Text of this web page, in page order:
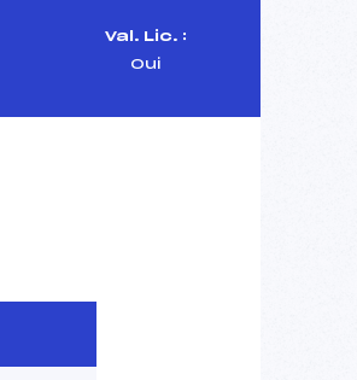
Val. Lic. :
Oui